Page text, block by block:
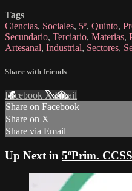
Tags
Ciencias, Sociales, 5º, Quinto,
Secundario, Terciario, Materias,
Artesanal, Industrial, Sectores,
Share with friends
Facebook XEmail
Share on Facebook
Share on X
Share via Email
Up Next in 5ºPrim.